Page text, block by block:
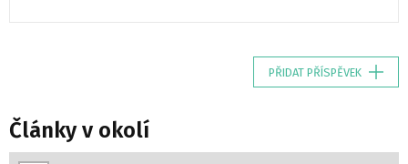
PŘIDAT PŘÍSPĚVEK
Články v okolí